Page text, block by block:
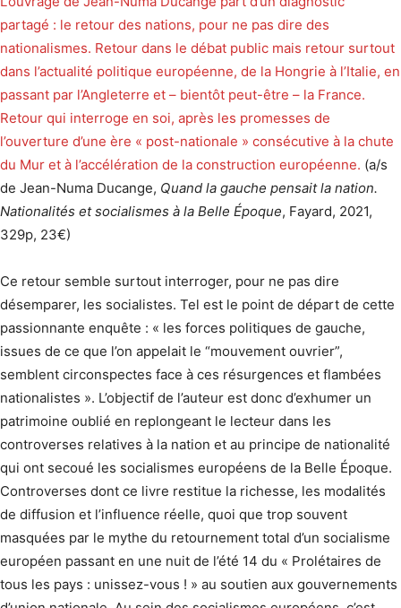
partagé : le retour des nations, pour ne pas dire des
nationalismes. Retour dans le débat public mais retour surtout
dans l’actualité politique européenne, de la Hongrie à l’Italie, en
passant par l’Angleterre et – bientôt peut-être – la France.
Retour qui interroge en soi, après les promesses de
l’ouverture d’une ère « post-nationale » consécutive à la chute
du Mur et à l’accélération de la construction européenne. (a/s
de Jean-Numa Ducange, Quand la gauche pensait la nation.
Nationalités et socialismes à la Belle Époque, Fayard, 2021,
329p, 23€)
Ce retour semble surtout interroger, pour ne pas dire
désemparer, les socialistes. Tel est le point de départ de cette
passionnante enquête : « les forces politiques de gauche,
issues de ce que l’on appelait le “mouvement ouvrier”,
semblent circonspectes face à ces résurgences et flambées
nationalistes ». L’objectif de l’auteur est donc d’exhumer un
patrimoine oublié en replongeant le lecteur dans les
controverses relatives à la nation et au principe de nationalité
qui ont secoué les socialismes européens de la Belle Époque.
Controverses dont ce livre restitue la richesse, les modalités
de diffusion et l’influence réelle, quoi que trop souvent
masquées par le mythe du retournement total d’un socialisme
européen passant en une nuit de l’été 14 du « Prolétaires de
tous les pays : unissez-vous ! » au soutien aux gouvernements